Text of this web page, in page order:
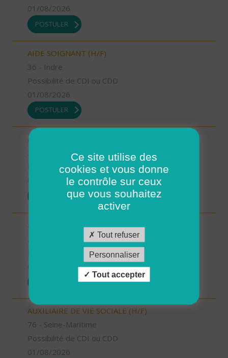
01/08/2026
POSTULER
AIDE SOIGNANT (H/F)
36 - Indre
Possibilité de CDI ou CDD
01/08/2026
POSTULER
AIDE A DOMICILE (H/F)
Possibilité de CDI ou CDD
01/08/2026
POSTULER
AIDE A DOMICILE (H/F)
Possibilité de CDI ou CDD
AUXILIAIRE DE VIE SOCIALE (H/F)
76 - Seine-Maritime
Possibilité de CDI ou CDD
01/08/2026
Ce site utilise des
cookies et vous donne
le contrôle sur ceux
que vous souhaitez
activer
Tout refuser
Personnaliser
Tout accepter